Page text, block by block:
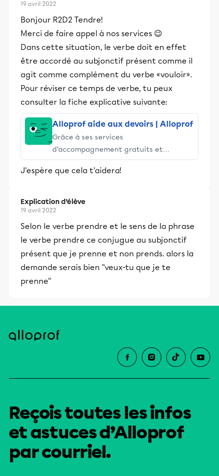
19 avril 2022
Bonjour R2D2 Tendre!
Merci de faire appel à nos services 😉
Dans cette situation, le verbe doit en effet
être accordé au subjonctif présent comme il
agit comme complément du verbe «vouloir».
Pour réviser ce temps de verbe, tu peux
consulter la fiche explicative suivante:
Alloprof aide aux devoirs | Alloprof
Grâce à ses services
d’accompagnement gratuits et
stimulants, Alloprof engage les élèves
et leurs parents dans la réussite
J'espère que cela t'aidera!
Explication d’élève
19 avril 2022
Selon le verbe prendre et le sens de la phrase
le verbe prendre ce conjugue au subjonctif
présent que je prenne et non prends. alors la
demande serais bien "veux-tu que je te
prenne"
Reçois toutes les infos
et astuces d’Alloprof
par courriel.